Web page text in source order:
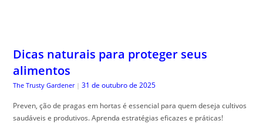
Dicas naturais para proteger seus
alimentos
The Trusty Gardener | 31 de outubro de 2025
Preven, ção de pragas em hortas é essencial para quem deseja cultivos
saudáveis e produtivos. Aprenda estratégias eficazes e práticas!